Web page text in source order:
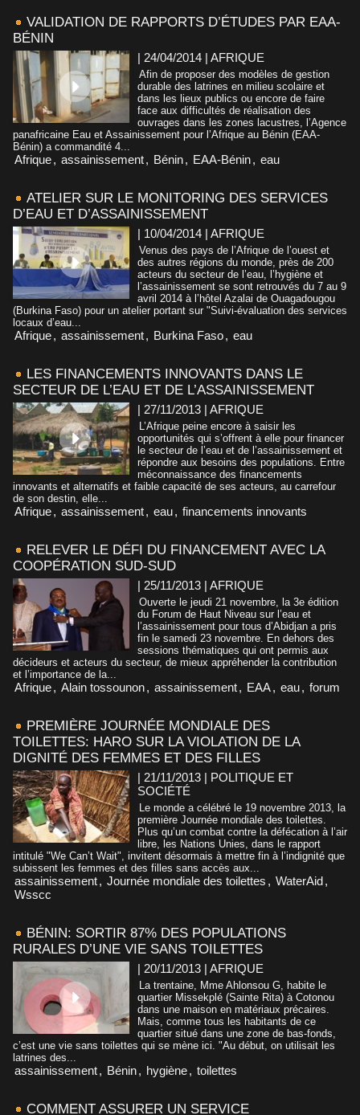
VALIDATION DE RAPPORTS D’ÉTUDES PAR EAA-
BÉNIN
| 24/04/2014 | AFRIQUE
Afin de proposer des modèles de gestion
durable des latrines en milieu scolaire et
dans les lieux publics ou encore de faire
face aux difficultés de réalisation des
ouvrages dans les zones lacustres, l’Agence
panafricaine Eau et Assainissement pour l’Afrique au Bénin (EAA-
Bénin) a commandité 4...
Afrique, assainissement, Bénin, EAA-Bénin, eau
ATELIER SUR LE MONITORING DES SERVICES
D’EAU ET D’ASSAINISSEMENT
| 10/04/2014 | AFRIQUE
Venus des pays de l’Afrique de l’ouest et
des autres régions du monde, près de 200
acteurs du secteur de l’eau, l’hygiène et
l’assainissement se sont retrouvés du 7 au 9
avril 2014 à l’hôtel Azalai de Ouagadougou
(Burkina Faso) pour un atelier portant sur "Suivi-évaluation des services
locaux d’eau...
Afrique, assainissement, Burkina Faso, eau
LES FINANCEMENTS INNOVANTS DANS LE
SECTEUR DE L’EAU ET DE L’ASSAINISSEMENT
| 27/11/2013 | AFRIQUE
L’Afrique peine encore à saisir les
opportunités qui s’offrent à elle pour financer
le secteur de l’eau et de l’assainissement et
répondre aux besoins des populations. Entre
méconnaissance des financements
innovants et alternatifs et faible capacité de ses acteurs, au carrefour
de son destin, elle...
Afrique, assainissement, eau, financements innovants
RELEVER LE DÉFI DU FINANCEMENT AVEC LA
COOPÉRATION SUD-SUD
| 25/11/2013 | AFRIQUE
Ouverte le jeudi 21 novembre, la 3e édition
du Forum de Haut Niveau sur l’eau et
l’assainissement pour tous d’Abidjan a pris
fin le samedi 23 novembre. En dehors des
sessions thématiques qui ont permis aux
décideurs et acteurs du secteur, de mieux appréhender la contribution
et l’importance de la...
Afrique, Alain tossounon, assainissement, EAA, eau, forum
PREMIÈRE JOURNÉE MONDIALE DES
TOILETTES: HARO SUR LA VIOLATION DE LA
DIGNITÉ DES FEMMES ET DES FILLES
| 21/11/2013 | POLITIQUE ET
SOCIÉTÉ
Le monde a célébré le 19 novembre 2013, la
première Journée mondiale des toilettes.
Plus qu’un combat contre la défécation à l’air
libre, les Nations Unies, dans le rapport
intitulé "We Can’t Wait", invitent désormais à mettre fin à l’indignité que
subissent les femmes et des filles sans accès aux...
assainissement, Journée mondiale des toilettes , WaterAid,
Wsscc
BÉNIN: SORTIR 87% DES POPULATIONS
RURALES D’UNE VIE SANS TOILETTES
| 20/11/2013 | AFRIQUE
La trentaine, Mme Ahlonsou G, habite le
quartier Missekplé (Sainte Rita) à Cotonou
dans une maison en matériaux précaires.
Mais, comme tous les habitants de ce
quartier situé dans une zone de bas-fonds,
c’est une vie sans toilettes qui se mène ici. "Au début, on utilisait les
latrines des...
assainissement, Bénin, hygiène, toilettes
COMMENT ASSURER UN SERVICE